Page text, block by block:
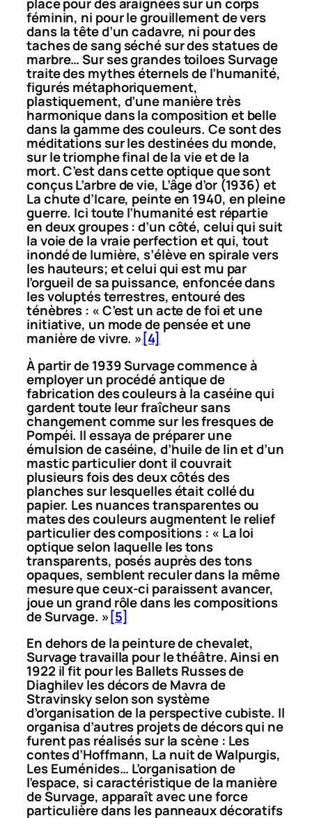
place pour des araignées sur un corps
féminin, ni pour le grouillement de vers
dans la tête d’un cadavre, ni pour des
taches de sang séché sur des statues de
marbre… Sur ses grandes toiloes Survage
traite des mythes éternels de l’humanité,
figurés métaphoriquement,
plastiquement, d’une manière très
harmonique dans la composition et belle
dans la gamme des couleurs. Ce sont des
méditations sur les destinées du monde,
sur le triomphe final de la vie et de la
mort. C’est dans cette optique que sont
conçusL’arbre de vie, L’âge d’or(1936) et
La chute d’Icare, peinte en 1940, en pleine
guerre. Ici toute l’humanité est répartie
en deux groupes : d’un côté, celui qui suit
la voie de la vraie perfection et qui, tout
inondé de lumière, s’élève en spirale vers
les hauteurs; et celui qui est mu par
l’orgueil de sa puissance, enfoncée dans
les voluptés terrestres, entouré des
ténèbres : « C’est un acte de foi et une
initiative, un mode de pensée et une
manière de vivre. » [4]
À partir de 1939 Survage commence à
employer un procédé antique de
fabrication des couleurs à la caséine qui
gardent toute leur fraîcheur sans
changement comme sur les fresques de
Pompéi. Il essaya de préparer une
émulsion de caséine, d’huile de lin et d’un
mastic particulier dont il couvrait
plusieurs fois des deux côtés des
planches sur lesquelles était collé du
papier. Les nuances transparentes ou
mates des couleurs augmentent le relief
particulier des compositions : « La loi
optique selon laquelle les tons
transparents, posés auprès des tons
opaques, semblent reculer dans la même
mesure que ceux-ci paraissent avancer,
joue un grand rôle dans les compositions
de Survage. »[5]
En dehors de la peinture de chevalet,
Survage travailla pour le théâtre. Ainsi en
1922 il fit pour les Ballets Russes de
Diaghilev les décors deMavrade
Stravinsky selon son système
d’organisation de la perspective cubiste. Il
organisa d’autres projets de décors qui ne
furent pas réalisés sur la scène : Les
contes d’Hoffmann, La nuit de Walpurgis,
Les Euménides… L’organisation de
l’espace, si caractéristique de la manière
de Survage, apparaît avec une force
particulière dans les panneaux décoratifs